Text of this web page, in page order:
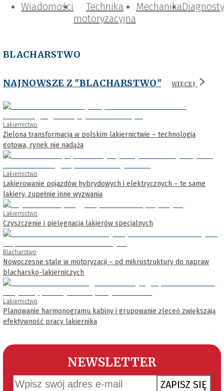
Wiadomości
Technika
motoryzacyjna
Mechanika
BLACHARSTWO
NAJNOWSZE Z "BLACHARSTWO" WIĘCEJ
Lakiernictwo
Zielona transformacja w polskim lakiernictwie – technologia
gotowa, rynek nie nadąża
Lakiernictwo
Lakierowanie pojazdów hybrydowych i elektrycznych – te same
lakiery, zupełnie inne wyzwania
Lakiernictwo
Czyszczenie i pielęgnacja lakierów specjalnych
Blacharstwo
Nowoczesne stale w motoryzacji – od mikrostruktury do napraw
blacharsko-lakierniczych
Lakiernictwo
Planowanie harmonogramu kabiny i grupowanie zleceń zwiększają
efektywność pracy lakiernika
NEWSLETTER
ZAPISZ SIĘ